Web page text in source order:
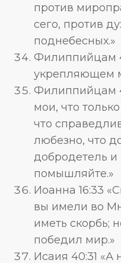
против
сего, против
поднебесных.»
Филиппийцам
укрепляющем
Филиппийцам
мои, что
что
любезно, что
добродетель
помышляйте.»
Иоанна 16:33
вы имели во
иметь скорбь;
победил мир.»
Исаия 40:31